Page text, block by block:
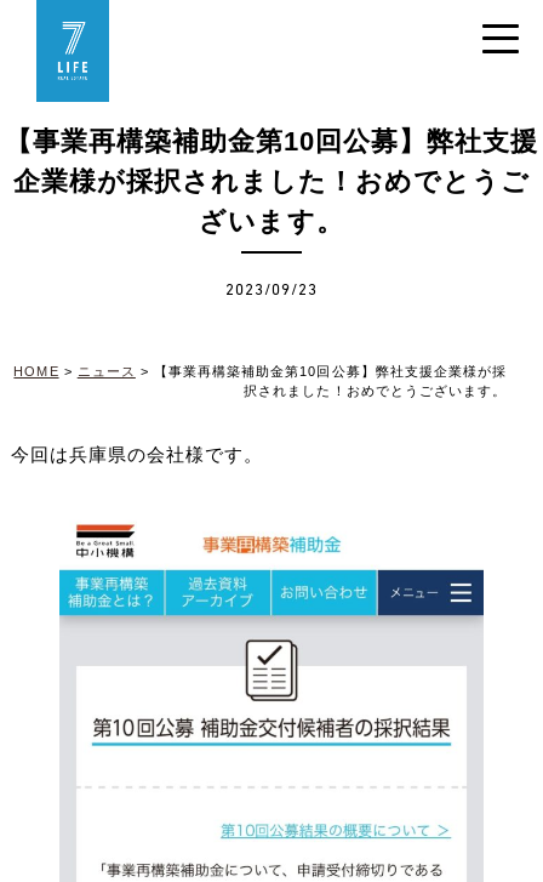
【事業再構築補助金第10回公募】弊社支援
企業様が採択されました！おめでとうご
ざいます。
2023/09/23
HOME > ニュース >
【事業再構築補助金第10回公募】弊社支援企業様が採
択されました！おめでとうございます。
今回は兵庫県の会社様です。